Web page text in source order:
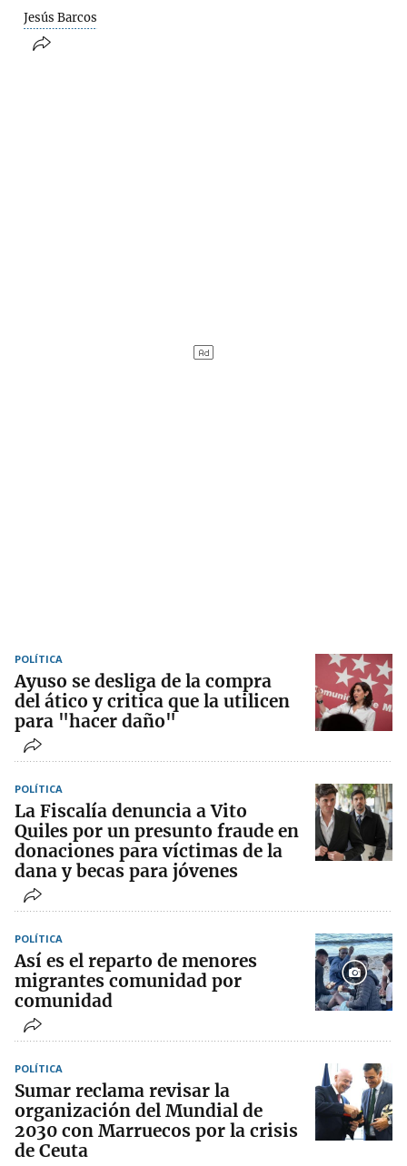
Jesús Barcos
POLÍTICA
Ayuso se desliga de la compra
del ático y critica que la utilicen
para "hacer daño"
POLÍTICA
La Fiscalía denuncia a Vito
Quiles por un presunto fraude en
donaciones para víctimas de la
dana y becas para jóvenes
POLÍTICA
Así es el reparto de menores
migrantes comunidad por
comunidad
POLÍTICA
Sumar reclama revisar la
organización del Mundial de
2030 con Marruecos por la crisis
de Ceuta